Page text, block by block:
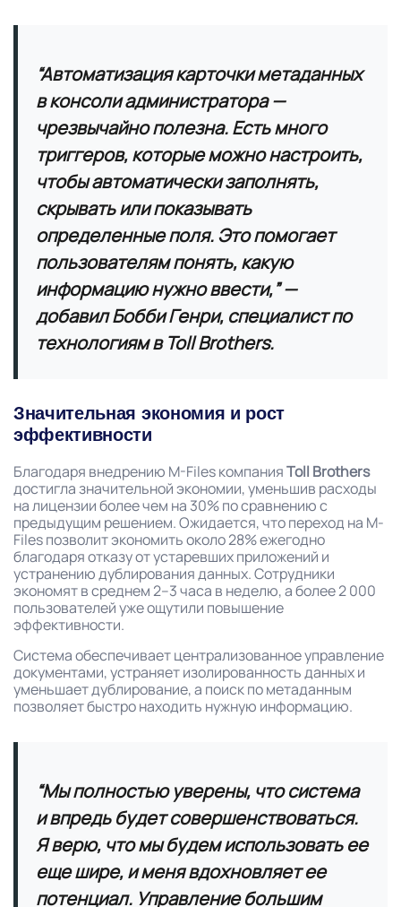
“Автоматизация карточки метаданных
в консоли администратора —
чрезвычайно полезна. Есть много
триггеров, которые можно настроить,
чтобы автоматически заполнять,
скрывать или показывать
определенные поля. Это помогает
пользователям понять, какую
информацию нужно ввести,”—
добавил Бобби Генри, специалист по
технологиям в Toll Brothers.
Значительная экономия и рост
эффективности
Благодаря внедрению M-Files компанияToll Brothers
достигла значительной экономии, уменьшив расходы
на лицензии более чем на 30% по сравнению с
предыдущим решением. Ожидается, что переход на M-
Files позволит экономить около 28% ежегодно
благодаря отказу от устаревших приложений и
устранению дублирования данных. Сотрудники
экономят в среднем 2–3 часа в неделю, а более 2 000
пользователей уже ощутили повышение
эффективности.
Система обеспечивает централизованное управление
документами, устраняет изолированность данных и
уменьшает дублирование, а поиск по метаданным
позволяет быстро находить нужную информацию.
“Мы полностью уверены, что система
и впредь будет совершенствоваться.
Я верю, что мы будем использовать ее
еще шире, и меня вдохновляет ее
потенциал. Управление большим